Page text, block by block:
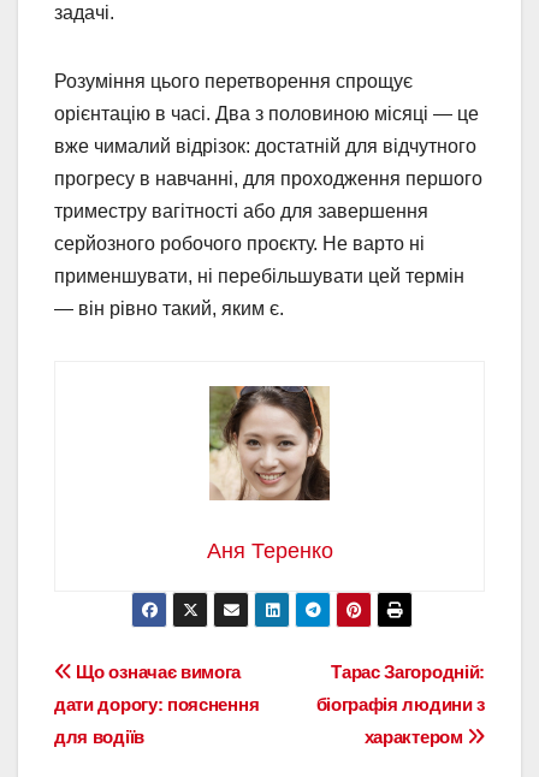
задачі.
Розуміння цього перетворення спрощує
орієнтацію в часі. Два з половиною місяці — це
вже чималий відрізок: достатній для відчутного
прогресу в навчанні, для проходження першого
триместру вагітності або для завершення
серйозного робочого проєкту. Не варто ні
применшувати, ні перебільшувати цей термін
— він рівно такий, яким є.
Аня Теренко
Навігація
записів
Тарас Загородній:
біографія людини з
характером
Що означає вимога
дати дорогу: пояснення
для водіїв